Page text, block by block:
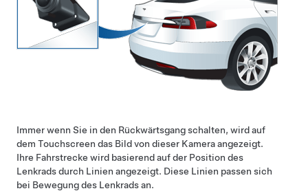
Immer wenn Sie in den Rückwärtsgang schalten, wird auf
dem Touchscreen das Bild von dieser Kamera angezeigt.
Ihre Fahrstrecke wird basierend auf der Position des
Lenkrads durch Linien angezeigt. Diese Linien passen sich
bei Bewegung des Lenkrads an.